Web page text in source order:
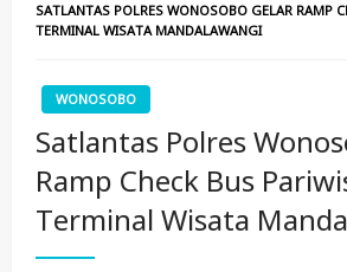
SATLANTAS POLRES WONOSOBO GELAR RAMP
TERMINAL WISATA MANDALAWANGI
WONOSOBO
Satlantas Polres
Ramp Check Bus
Terminal Wisata